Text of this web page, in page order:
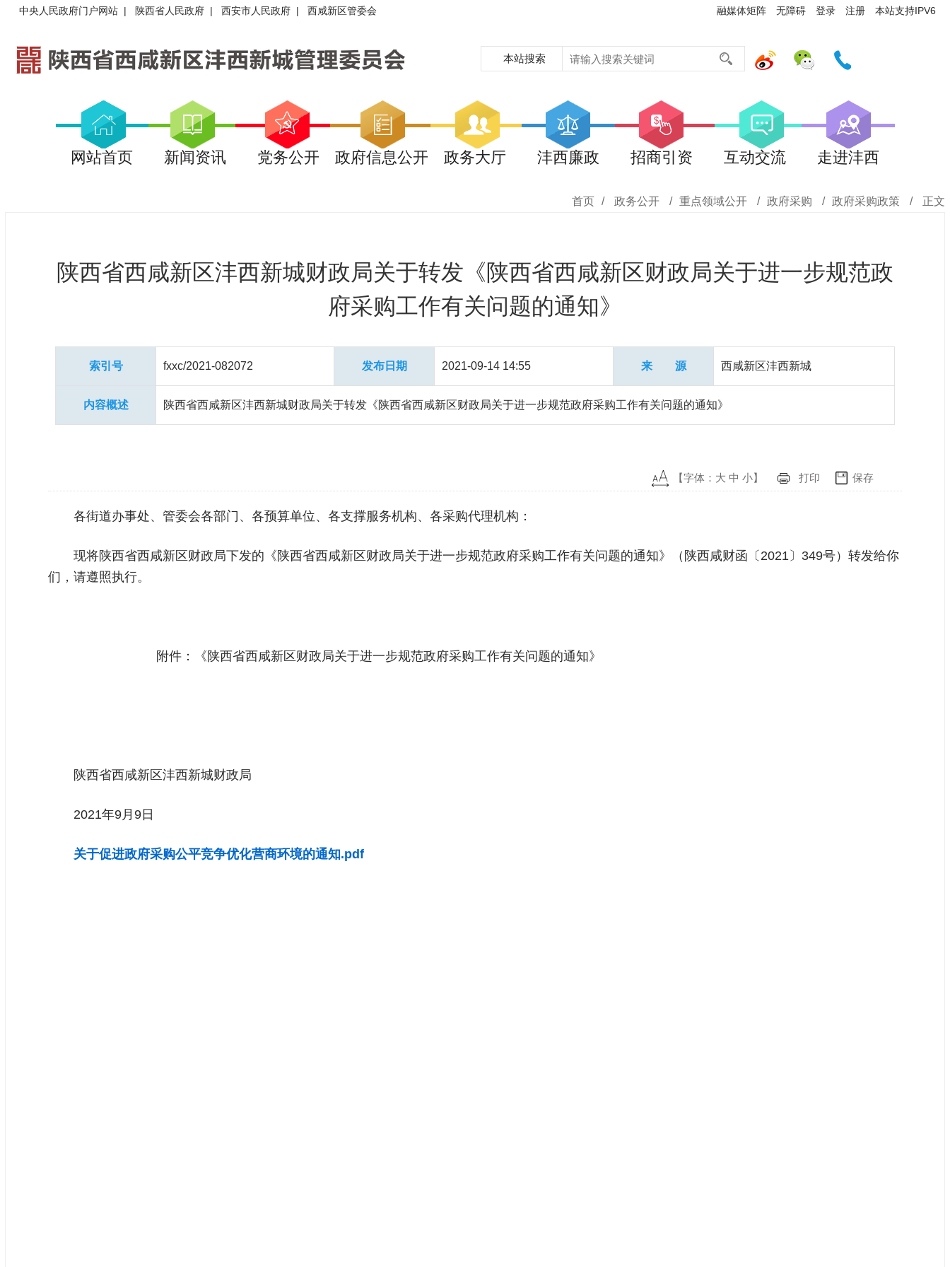
融媒体矩阵 无障碍 登录 注册 本站支持IPV6
中央人民政府门户网站 | 陕西省人民政府 | 西安市人民政府 | 西咸新区管委会
本站搜索
网站首页 新闻资讯 党务公开 政府信息公开 政务大厅 沣西廉政 招商引资 互动交流 走进沣西
首页 / 政务公开 / 重点领域公开 / 政府采购 / 政府采购政策 / 正文
陕西省西咸新区沣西新城财政局关于转发《陕西省西咸新区财政局关于进一步规范政
府采购工作有关问题的通知》
索引号 fxxc/2021-082072 发布日期 2021-09-14 14:55 来 源 西咸新区沣西新城
内容概述 陕西省西咸新区沣西新城财政局关于转发《陕西省西咸新区财政局关于进一步规范政府采购工作有关问题的通知》
【字体： 大 中 小】 打印 保存
各街道办事处、管委会各部门、各预算单位、各支撑服务机构、各采购代理机构：
现将陕西省西咸新区财政局下发的《陕西省西咸新区财政局关于进一步规范政府采购工作有关问题的通知》（陕西咸财函〔2021〕349号）转发给你
们，请遵照执行。
附件：《陕西省西咸新区财政局关于进一步规范政府采购工作有关问题的通知》
陕西省西咸新区沣西新城财政局
2021年9月9日
关于促进政府采购公平竞争优化营商环境的通知.pdf